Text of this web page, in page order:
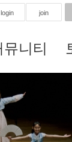
login join
뮤니티